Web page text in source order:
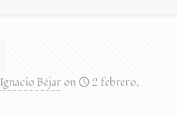
Ignacio Béjar on
2 febrero,